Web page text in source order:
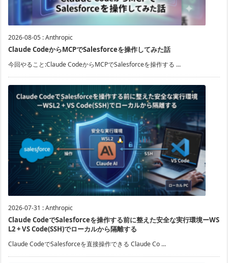
2026-08-05 :Anthropic
Claude CodeからMCPでSalesforceを操作してみた話
今回やること:Claude CodeからMCPでSalesforceを操作する ...
2026-07-31 :Anthropic
Claude CodeでSalesforceを操作する前に整えた安全な実行環境ーWS
L2 + VS Code(SSH)でローカルから隔離する
Claude CodeでSalesforceを直接操作できる Claude Co ...